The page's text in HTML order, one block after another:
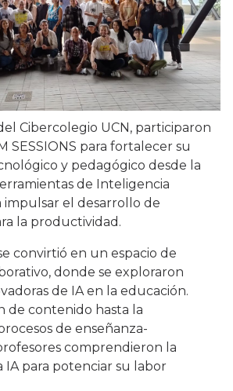
Cibercolegio UCN, participaron
SESSIONS para fortalecer su
y pedagógico desde la
de Inteligencia
impulsar el desarrollo de
la productividad.
convirtió en un espacio de
donde se exploraron
de IA en la educación.
de contenido hasta la
de enseñanza-
comprendieron la
IA para potenciar su labor